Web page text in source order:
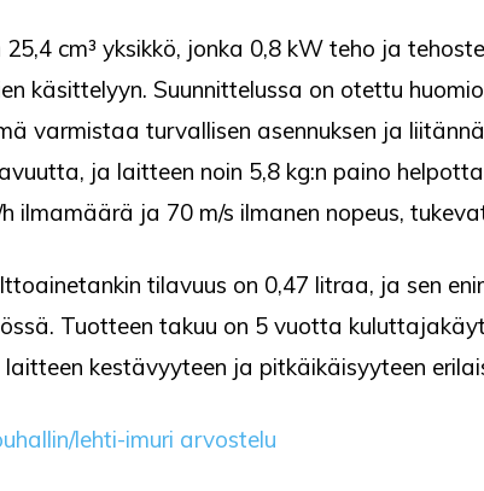
cm³ yksikkö, jonka 0,8 kW teho ja
käsittelyyn. Suunnittelussa on otettu
varmistaa turvallisen asennuksen ja
ja laitteen noin 5,8 kg:n paino
ilmamäärä ja 70 m/s ilmanen nopeus,
tilavuus on 0,47 litraa, ja sen
Tuotteen takuu on 5 vuotta
kestävyyteen ja pitkäikäisyyteen
lehti-imuri arvostelu